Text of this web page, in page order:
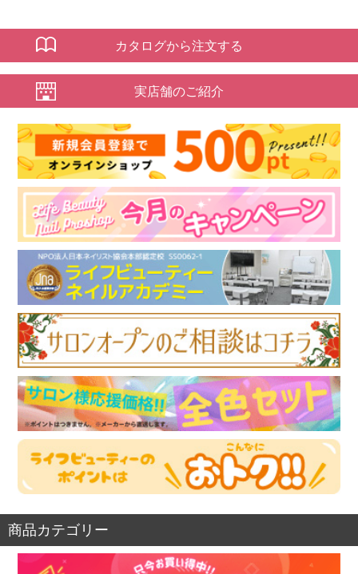
カタログから注文する
実店舗のご紹介
商品カテゴリー